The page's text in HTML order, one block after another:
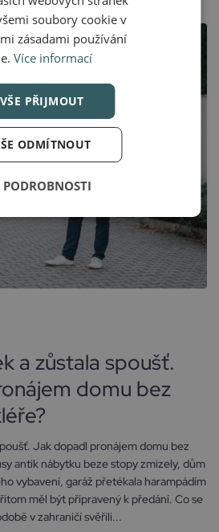
a zůstala spoušť.
domu bez
Jak dopadl pronájem domu bez
antik nábytku beze stopy zmizely, dům
vybavení, garáž přetékala harampádím
měl být připravený k předání. Co se
v zahraničí svěřili...
soubory cookie v
zásadami používání
Více informací
VŠE PŘIJMOUT
ODMÍTNOUT